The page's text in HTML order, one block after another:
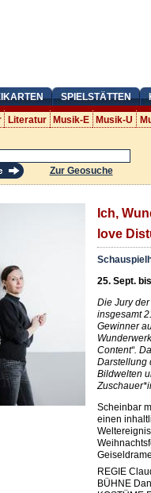
SPIELSTÄTTEN
Literatur Musik-E Musik-U
Zur Geosuche
Ich,
love
25. Sept.
Die Jury
insgesamt
Gewinner
Content“.
Darstellung
Bildwelten
Scheinbar
einen
REGIE
BÜHNE